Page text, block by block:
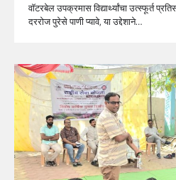
वाॅटरबेल उपक्रमास विद्यार्थ्यांचा उत्स्फूर्त
दररोज पुरेसे पाणी प्यावे, या उद्देशाने…